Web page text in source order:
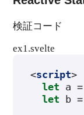
検証コード
ex1.svelte
<script>
let a =
let b =